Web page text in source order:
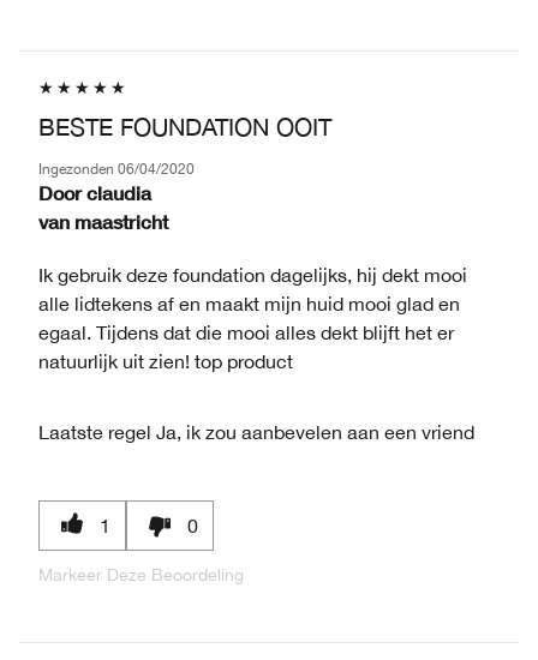
BESTE FOUNDATION OOIT
Ingezonden 06/04/2020
Door claudia
van maastricht
Ik gebruik deze foundation dagelijks, hij dekt mooi
alle lidtekens af en maakt mijn huid mooi glad en
egaal. Tijdens dat die mooi alles dekt blijft het er
natuurlijk uit zien! top product
Laatste regel Ja, ik zou aanbevelen aan een vriend
1 0
Markeer Deze Beoordeling